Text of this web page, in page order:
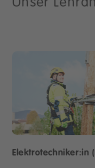
Unser
Elektrotechniker:in